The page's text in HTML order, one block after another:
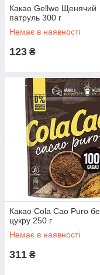
Какао Gellwe Щенячий
патруль 300 г
Немає в наявності
123 ₴
Какао Cola Cao Puro
цукру 250 г
Немає в наявності
311 ₴